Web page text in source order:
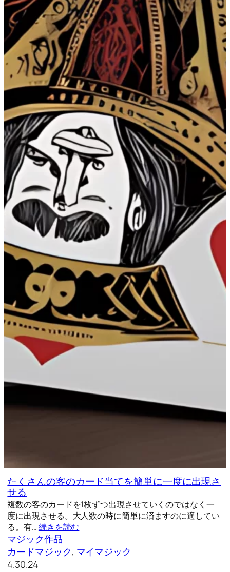
たくさんの客のカード当てを簡単に一度に出現さ
せる
複数の客のカードを1枚ずつ出現させていくのではなく一
度に出現させる。大人数の時に簡単に済ますのに適してい
る。有…続きを読む
マジック作品
カードマジック, マイマジック
4.30.24